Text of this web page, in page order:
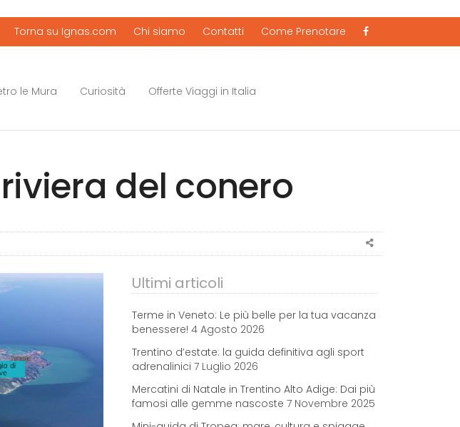
Torna su Ignas.com Chi siamo Contatti Come Prenotare
le Mura Curiosità Offerte Viaggi in Italia
del conero
Share
this
Ultimi articoli
Terme in Veneto: Le più belle per la tua vacanza
benessere! 4 Agosto 2026
Trentino d’estate: la guida definitiva agli sport
adrenalinici 7 Luglio 2026
Mercatini di Natale in Trentino Alto Adige: Dai più
famosi alle gemme nascoste 7 Novembre 2025